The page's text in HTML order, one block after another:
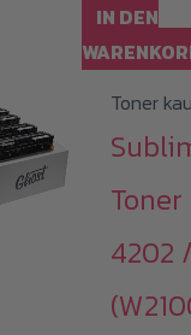
IN DEN
Toner
4202 /